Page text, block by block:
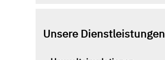
Unsere Dienstleistungen